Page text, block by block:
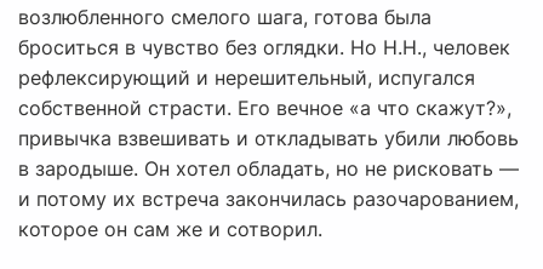
возлюбленного смелого шага, готова была
броситься в чувство без оглядки. Но Н.Н., человек
рефлексирующий и нерешительный, испугался
собственной страсти. Его вечное «а что скажут?»,
привычка взвешивать и откладывать убили любовь
в зародыше. Он хотел обладать, но не рисковать —
и потому их встреча закончилась разочарованием,
которое он сам же и сотворил.